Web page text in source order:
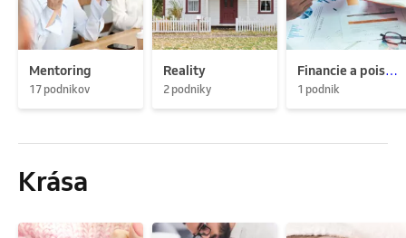
Mentoring
17 podnikov
Reality
2 podniky
Financie a poistenie
1 podnik
Krása